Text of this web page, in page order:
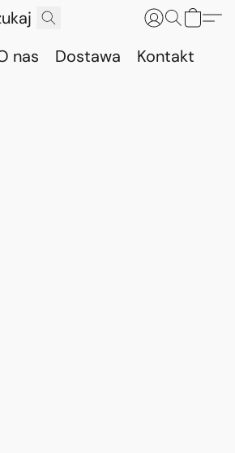
nas Dostawa Kontakt